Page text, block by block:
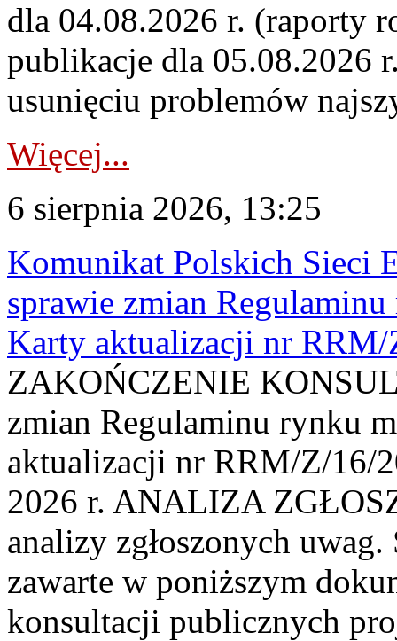
dla 04.08.2026 r. (raporty
publikacje dla 05.08.2026
usunięciu problemów
Więcej...
6 sierpnia 2026, 13:25
Komunikat Polskich Sieci
sprawie zmian
Karty aktualizacji nr
ZAKOŃCZENIE
zmian Regulaminu rynku
aktualizacji nr RRM/Z/16/
2026 r. ANALIZA
analizy zgłoszonych
zawarte w poniższym
konsultacji publicznych